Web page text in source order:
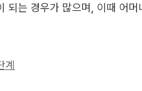
되는 경우가 많으며, 이때 어
계